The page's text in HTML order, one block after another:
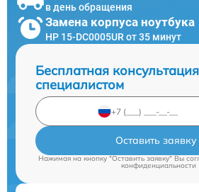
в день обращения
Замена корпуса ноутбука
HP 15-DC0005UR от 35 минут
Бесплатная
специалистом
Оставить заявку
Нажимая на кнопку "Оставить заявку" Вы
конфиденциальности